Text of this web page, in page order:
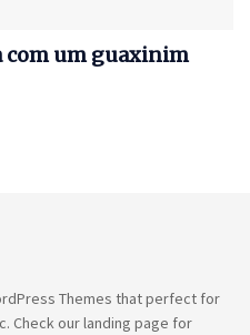
com um guaxinim
Themes that perfect for
Check our landing page for